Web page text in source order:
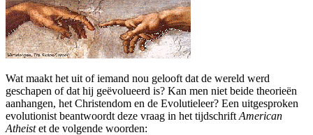
Wat maakt het uit of iemand nou gelooft dat de wereld werd
geschapen of dat hij geëvolueerd is? Kan men niet beide theorieën
aanhangen, het Christendom en de Evolutieleer? Een uitgesproken
evolutionist beantwoordt deze vraag in het tijdschrift American
Atheistet de volgende woorden: